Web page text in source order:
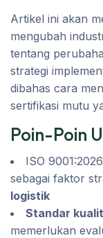
Artikel ini akan
mengubah
tentang
strategi
dibahas cara
sertifikasi mutu
Poin-Poin
ISO
sebagai faktor
logistik
Standar
memerlukan